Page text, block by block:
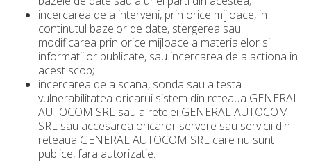
incercarea de a interveni, prin orice mijloace, in
continutul bazelor de date, stergerea sau
modificarea prin orice mijloace a materialelor si
informatiilor publicate, sau incercarea de a actiona in
acest scop;
incercarea de a scana, sonda sau a testa
vulnerabilitatea oricarui sistem din reteaua GENERAL
AUTOCOM SRL sau a retelei GENERAL AUTOCOM
SRL sau accesarea oricaror servere sau servicii din
reteaua GENERAL AUTOCOM SRL care nu sunt
publice, fara autorizatie.